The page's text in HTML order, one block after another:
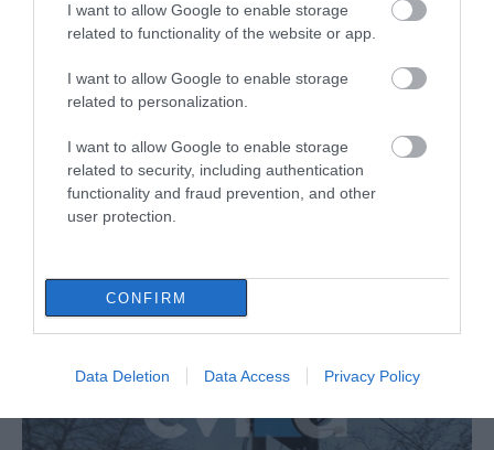
I want to allow Google to enable storage
related to functionality of the website or app.
I want to allow Google to enable storage
related to personalization.
I want to allow Google to enable storage
related to security, including authentication
functionality and fraud prevention, and other
user protection.
CONFIRM
Data Deletion Data Access Privacy Policy